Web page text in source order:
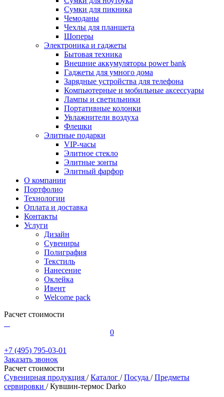
Сумки для пикника
Чемоданы
Чехлы для планшета
Шоперы
Электроника и гаджеты
Бытовая техника
Внешние аккумуляторы power bank
Гаджеты для умного дома
Зарядные устройства для телефона
Компьютерные и мобильные аксессуары
Лампы и светильники
Портативные колонки
Увлажнители воздуха
Флешки
Элитные подарки
VIP-часы
Элитное стекло
Элитные зонты
Элитный фарфор
О компании
Портфолио
Технологии
Оплата и доставка
Контакты
Услуги
Дизайн
Сувениры
Полиграфия
Текстиль
Нанесение
Оклейка
Ивент
Welcome pack
Расчет стоимости
0
+7 (495) 795-03-01
Заказать звонок
Расчет стоимости
Сувенирная продукция / Каталог / Посуда / Предметы
сервировки / Кувшин-термос Darko